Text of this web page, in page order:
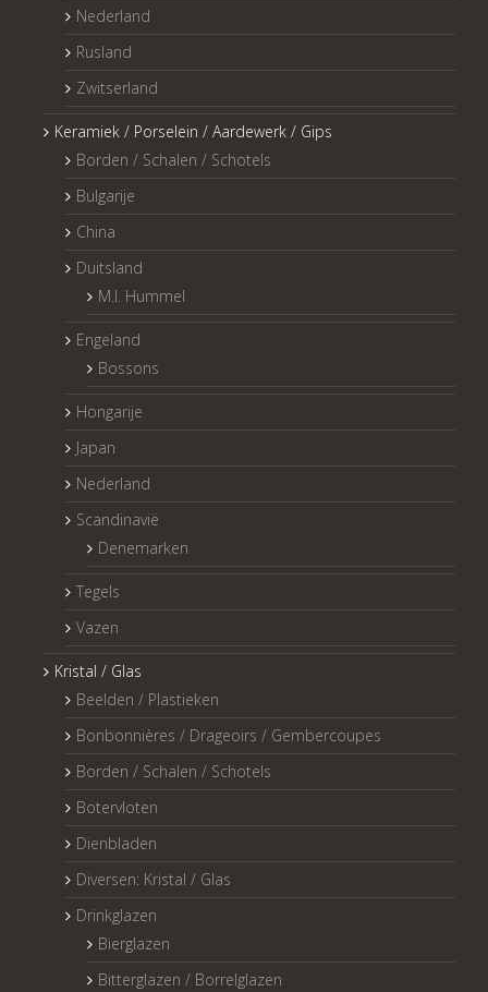
Nederland
Rusland
Zwitserland
Keramiek / Porselein / Aardewerk / Gips
Borden / Schalen / Schotels
Bulgarije
China
Duitsland
M.I. Hummel
Engeland
Bossons
Hongarije
Japan
Nederland
Scandinavië
Denemarken
Tegels
Vazen
Kristal / Glas
Beelden / Plastieken
Bonbonnières / Drageoirs / Gembercoupes
Borden / Schalen / Schotels
Botervloten
Dienbladen
Diversen: Kristal / Glas
Drinkglazen
Bierglazen
Bitterglazen / Borrelglazen